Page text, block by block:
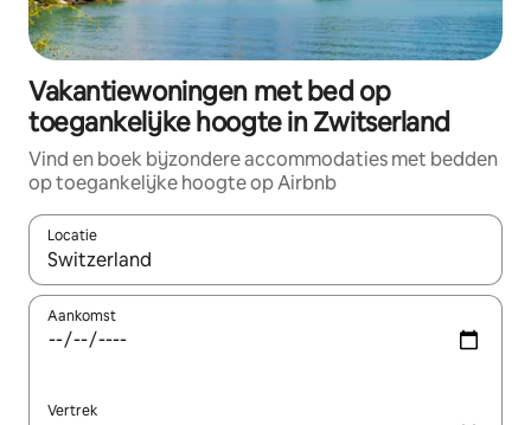
Vakantiewoningen met bed op
toegankelijke hoogte in Zwitserland
Vind en boek bijzondere accommodaties met bedden
op toegankelijke hoogte op Airbnb
Locatie
Wanneer er resultaten beschikbaar zijn, maak je een keuze
Aankomst
Vertrek